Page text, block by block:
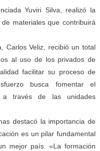
Yuviri Silva, realizó la
materiales que contribuirá
Carlos Veliz, recibió un total
al uso de los privados de
facilitar su proceso de
busca fomentar el
a través de las unidades
destacó la importancia de
es un pilar fundamental
mejor país. «La formación